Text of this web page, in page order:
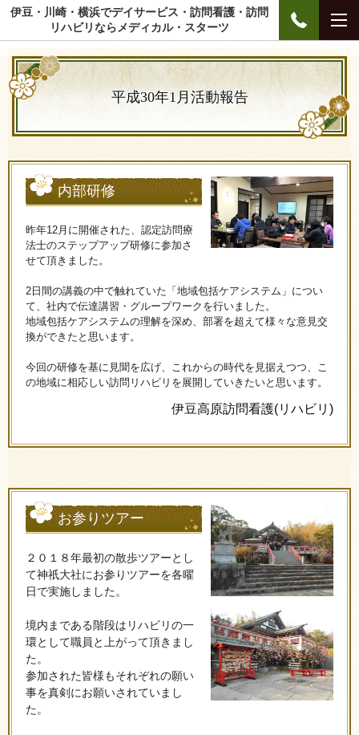
伊豆・川崎・横浜でデイサービス・訪問看護・訪問
リハビリならメディカル・スターツ
平成30年1月活動報告
内部研修
昨年12月に開催された、認定訪問療
法士のステップアップ研修に参加さ
せて頂きました。
2日間の講義の中で触れていた「地域包括ケアシステム」につい
て、社内で伝達講習・グループワークを行いました。
地域包括ケアシステムの理解を深め、部署を超えて様々な意見交
換ができたと思います。
今回の研修を基に見聞を広げ、これからの時代を見据えつつ、こ
の地域に相応しい訪問リハビリを展開していきたいと思います。
伊豆高原訪問看護(リハビリ)
お参りツアー
２０１８年最初の散歩ツアーとし
て神祇大社にお参りツアーを各曜
日で実施しました。
境内まである階段はリハビリの一
環として職員と上がって頂きまし
た。
参加された皆様もそれぞれの願い
事を真剣にお願いされていまし
た。